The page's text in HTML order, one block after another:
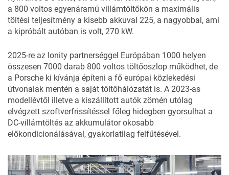
a 800 voltos egyenáramú villámtöltőkön a maximális
töltési teljesítmény a kisebb akkuval 225, a nagyobbal, ami
a kipróbált autóban is volt, 270 kW.
2025-re az Ionity partnerséggel Európában 1000 helyen
összesen 7000 darab 800 voltos töltőoszlop működhet, de
a Porsche ki kívánja építeni a fő európai közlekedési
útvonalak mentén a saját töltőhálózatát is. A 2023-as
modellévtől illetve a kiszállított autók zömén utólag
elvégzett szoftverfrissítéssel főleg hidegben gyorsulhat a
DC-villámtöltés az akkumulátor okosabb
előkondicionálásával, gyakorlatilag felfűtésével.